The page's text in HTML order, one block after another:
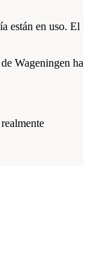
están en uso. El
Wageningen ha